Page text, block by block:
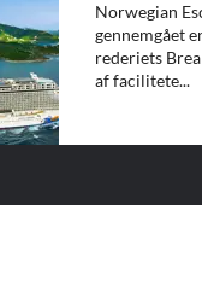
Norwegian
gennemgået
rederiets
af facilitete...